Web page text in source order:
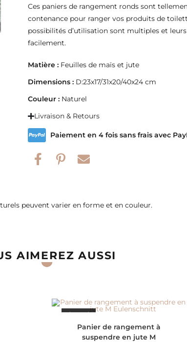
Ces paniers de rangement ronds sont
contenance pour ranger vos produits de
possibilités d’utilisation sont multiples et
facilement.
Matière : Feuilles de maïs et jute
Dimensions : D:23x17/31x20/40x24 cm
Couleur : Naturel
Livraison & Retours
Paiement en 4 fois sans frais avec
peuvent varier en forme et en couleur.
AIMEREZ AUSSI
Panier de rangement à
suspendre en jute M